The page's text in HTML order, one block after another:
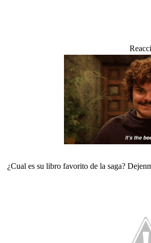
¿Cual es su libro favorito de la saga?